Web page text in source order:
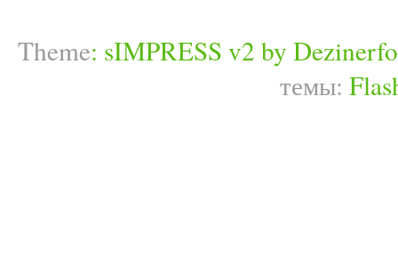
Theme: sIMPRESS v2 by
темы: